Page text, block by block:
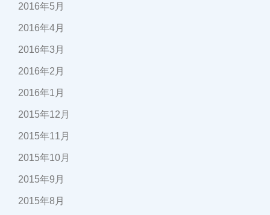
2016年5月
2016年4月
2016年3月
2016年2月
2016年1月
2015年12月
2015年11月
2015年10月
2015年9月
2015年8月